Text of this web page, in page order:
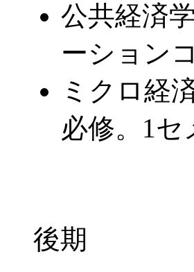
公共経済
ーション
ミクロ経
必修。1セ
後期